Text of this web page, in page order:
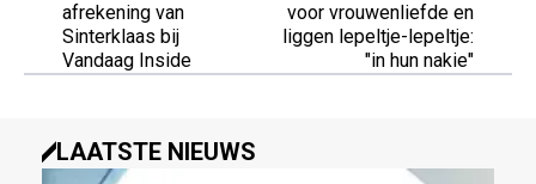
afrekening van
Sinterklaas bij
Vandaag Inside
voor vrouwenliefde en
liggen lepeltje-lepeltje:
"in hun nakie"
LAATSTE NIEUWS